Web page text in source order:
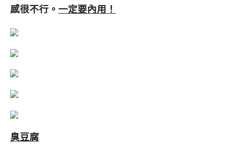
感很不行。 一定要內用！
臭豆腐